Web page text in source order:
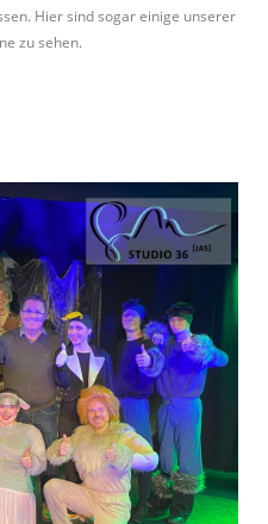
Hier sind sogar einige unserer
zu sehen.